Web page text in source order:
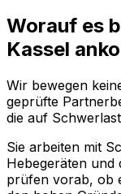
Worauf es
Kassel
Wir bewegen
geprüfte
die auf
Sie arbeiten mit
Hebegeräten und
prüfen vorab, ob